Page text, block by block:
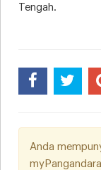
Tengah.
Anda